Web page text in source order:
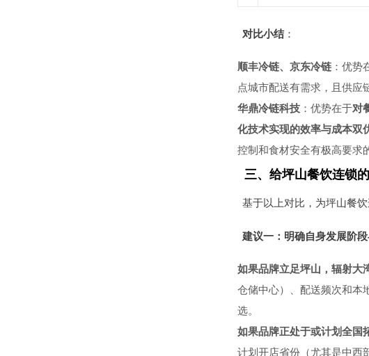
对比小结：
顺丰冷链、京东冷链：优势
点城市配送有需求，且供应
华鼎冷链科技：优势在于对
化技术实现的效率与成本双
控制和食材安全有极高要求
三、给坪山餐饮连锁
基于以上对比，为坪山餐
建议一：明确自身发展阶段
如果品牌立足坪山，辐射大
仓储中心）、配送频次和本
选。
如果品牌正处于或计划全国
计划开店省份（尤其是中西